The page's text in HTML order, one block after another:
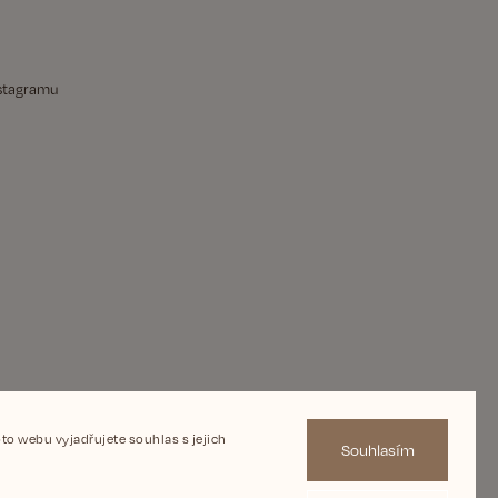
webu vyjadřujete souhlas s jejich
Souhlasím